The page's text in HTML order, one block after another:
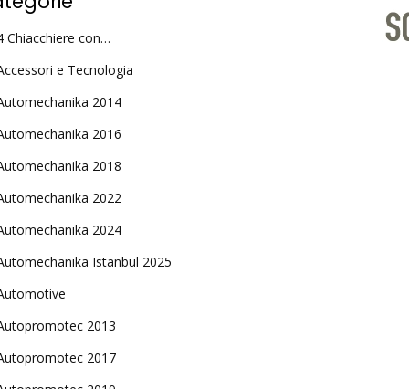
Chiacchiere con…
e Tecnologia
2014
2016
2018
2022
2024
Istanbul 2025
2013
2017